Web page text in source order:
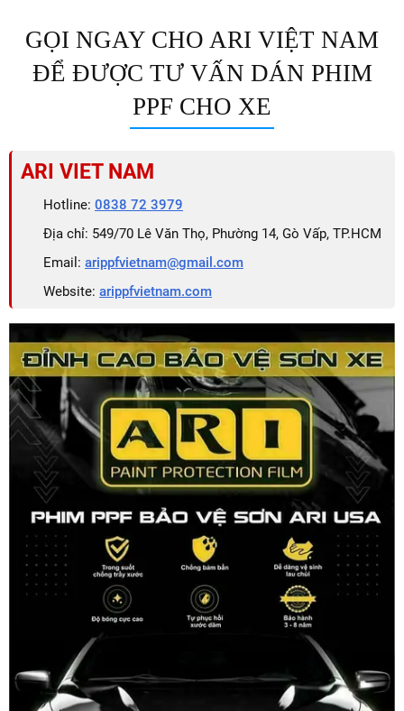
GỌI NGAY CHO ARI VIỆT NAM
ĐỂ ĐƯỢC TƯ VẤN DÁN PHIM
PPF CHO XE
ARI VIET NAM
Hotline: 0838 72 3979
Địa chỉ: 549/70 Lê Văn Thọ, Phường 14, Gò Vấp, TP.HCM
Email: arippfvietnam@gmail.com
Website: arippfvietnam.com